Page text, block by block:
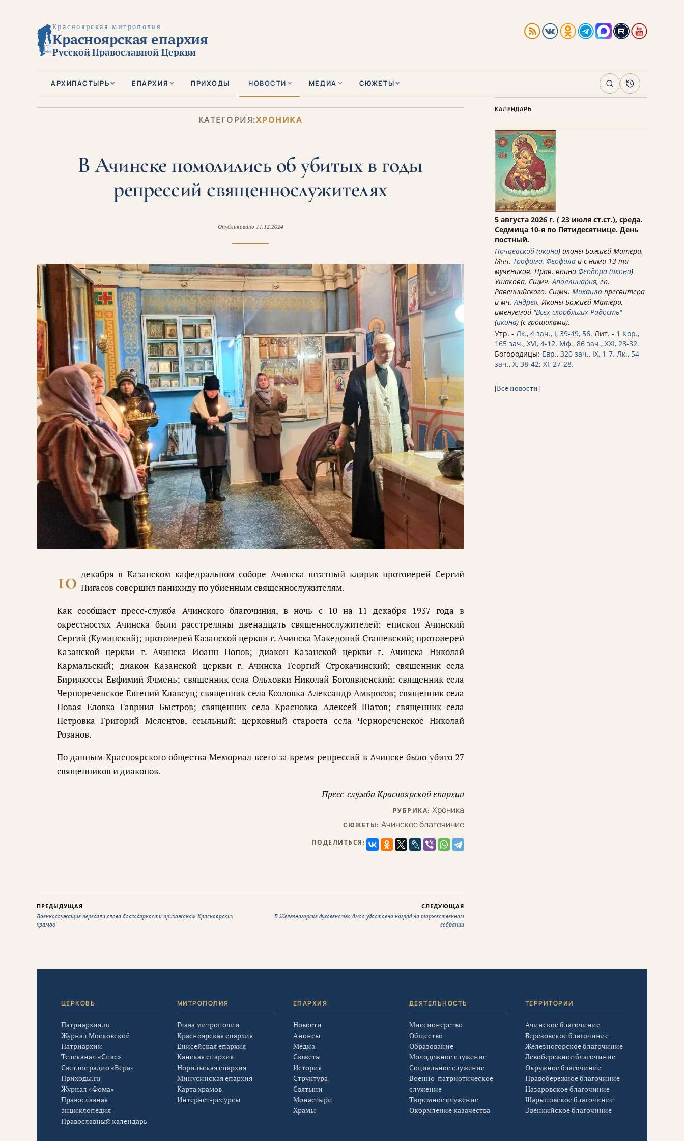
Красноярская митрополия
Красноярская епархия
Русской Православной Церкви
АРХИПАСТЫРЬ ЕПАРХИЯ ПРИХОДЫ НОВОСТИ МЕДИА СЮЖЕТЫ ПоискАрхив
КАТЕГОРИЯ:ХРОНИКА
В Ачинске помолились об убитых в годы
репрессий священнослужителях
Опубликовано 11.12.2024
10 декабря в Казанском кафедральном соборе Ачинска штатный клирик протоиерей Сергий
Пигасов совершил панихиду по убиенным священнослужителям.
Как сообщает пресс-служба Ачинского благочиния, в ночь с 10 на 11 декабря 1937 года в
окрестностях Ачинска были расстреляны двенадцать священнослужителей: епископ Ачинский
Сергий (Куминский); протоиерей Казанской церкви г. Ачинска Македоний Сташевский; протоиерей
Казанской церкви г. Ачинска Иоанн Попов; диакон Казанской церкви г. Ачинска Николай
Кармальский; диакон Казанской церкви г. Ачинска Георгий Строкачинский; священник села
Бирилюссы Евфимий Ячмень; священник села Ольховки Николай Богоявленский; священник села
Чернореченское Евгений Клавсуц; священник села Козловка Александр Амвросов; священник села
Новая Еловка Гавриил Быстров; священник села Красновка Алексей Шатов; священник села
Петровка Григорий Мелентов, ссыльный; церковный староста села Чернореченское Николай
Розанов.
По данным Красноярского общества Мемориал всего за время репрессий в Ачинске было убито 27
священников и диаконов.
Пресс-служба Красноярской епархии
РУБРИКА: Хроника
СЮЖЕТЫ: Ачинское благочиние
ПОДЕЛИТЬСЯ:
ПРЕДЫДУЩАЯ
Военнослужащие передали слова благодарности прихожанам Красноярских
храмов
СЛЕДУЮЩАЯ
В Железногорске духовенство было удостоено наград на торжественном
собрании
КАЛЕНДАРЬ
5 августа 2026 г. ( 23 июля ст.ст.), среда.
Седмица 10-я по Пятидесятнице. День
постный.
Почаевской (икона) иконы Божией Матери.
Мчч. Трофима, Феофила и с ними 13-ти
мучеников. Прав. воина Феодора (икона)
Ушакова. Сщмч.Аполлинария, еп.
Равеннийского. Сщмч. Михаила пресвитера
и мч.Андрея. Иконы Божией Матери,
именуемой "Всех скорбящих Радость"
(икона) (с грошиками).
Утр. - Лк., 4 зач., I, 39-49, 56. Лит. - 1 Кор.,
165 зач., XVI, 4-12. Мф., 86 зач., XXI, 28-32.
Богородицы: Евр., 320 зач., IX, 1-7. Лк., 54
зач., X, 38-42; XI, 27-28.
[Все новости]
ЦЕРКОВЬ
Патриархия.ru
Журнал Московской
Патриархии
Телеканал «Спас»
Светлое радио «Вера»
Приходы.ru
Журнал «Фома»
Православная
энциклопедия
Православный календарь
МИТРОПОЛИЯ
Глава митрополии
Красноярская епархия
Енисейская епархия
Канская епархия
Норильская епархия
Минусинская епархия
Карта храмов
Интернет-ресурсы
ЕПАРХИЯ
Новости
Анонсы
Медиа
Сюжеты
История
Структура
Святыни
Монастыри
Храмы
ДЕЯТЕЛЬНОСТЬ
Миссионерство
Общество
Образование
Молодежное служение
Социальное служение
Военно-патриотическое
служение
Тюремное служение
Окормление казачества
ТЕРРИТОРИИ
Ачинское благочиние
Березовское благочиние
Железногорское благочиние
Левобережное благочиние
Окружное благочиние
Правобережное благочиние
Назаровское благочиние
Шарыповское благочиние
Эвенкийское благочиние